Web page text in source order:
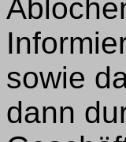
sowie
dann